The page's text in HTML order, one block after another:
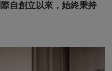
自創立以來，始終秉持